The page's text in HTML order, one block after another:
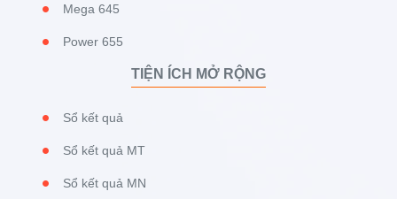
Mega 645
Power 655
TIỆN ÍCH MỞ RỘNG
Sổ kết quả
Sổ kết quả MT
Sổ kết quả MN